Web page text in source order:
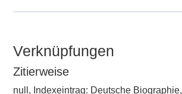
Verknüpfungen
Zitierweise
null, Indexeintrag: Deutsche Biographie,